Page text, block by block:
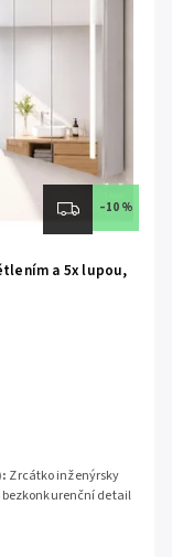
–10 %
a 5x lupou,
Zrcátko inženýrsky
bezkonkurenční detail